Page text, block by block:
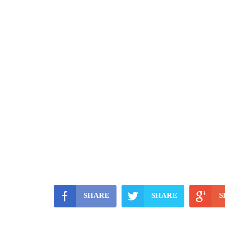
SHARE SHARE